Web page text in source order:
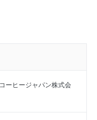
ーヒージャパン株式会